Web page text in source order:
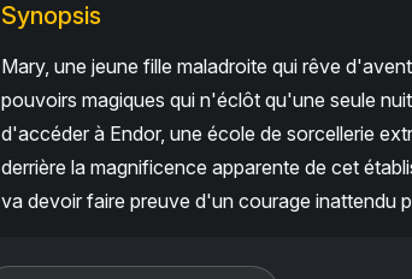
Synopsis
Mary, une jeune fille maladroite qui rêve
pouvoirs magiques qui n'éclôt qu'une seule
d'accéder à Endor, une école de sorcellerie
derrière la magnificence apparente de cet
va devoir faire preuve d'un courage inattendu